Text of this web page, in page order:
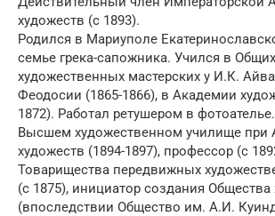
художеств (с 1893).
Родился в Мариуполе
семье грека-сапожника. Учился в Общих
художественных мастерских у И.К.
Феодосии (1865-1866), в Академии
1872). Работал ретушером в
Высшем художественном училище при
художеств (1894-1897), профессор (с
Товарищества передвижных
(с 1875), инициатор создания
(впоследствии Общество им. А.И.